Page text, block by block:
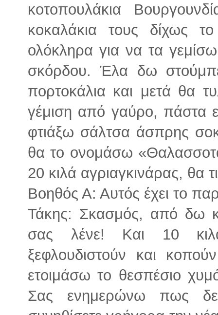
κοτοπουλάκια
κοκαλάκια τους δίχως
ολόκληρα για να τα
σκόρδου. Έλα δω
πορτοκάλια και μετά θα
γέμιση από γαύρο, πάστα
φτιάξω σάλτσα άσπρης
θα το ονομάσω
20 κιλά αγριαγκινάρας, θα
Βοηθός Α: Αυτός έχει το
Τάκης: Σκασμός, από δω
σας λένε! Και 10
ξεφλουδιστούν και
ετοιμάσω το θεσπέσιο
Σας ενημερώνω πως